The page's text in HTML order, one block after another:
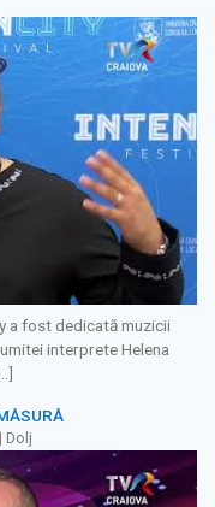
a fost dedicată muzicii
interprete Helena
| Dolj